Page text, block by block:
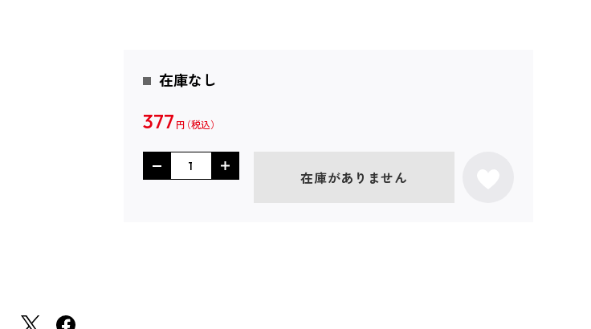
在庫なし
377 円
在庫がありません